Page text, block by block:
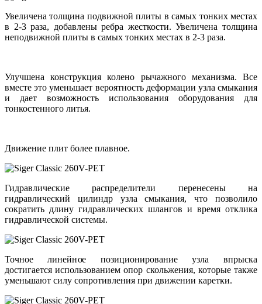
Увеличена толщина подвижной плиты в самых тонких местах
в 2-3 раза, добавлены ребра жесткости. Увеличена толщина
неподвижной плиты в самых тонких местах в 2-3 раза.
Улучшена конструкция колено рычажного механизма. Все
вместе это уменьшает вероятность деформации узла смыкания
и дает возможность использования оборудования для
тонкостенного литья.
Движение плит более плавное.
Гидравлические распределители перенесены на
гидравлический цилиндр узла смыкания, что позволило
сократить длину гидравлических шлангов и время отклика
гидравлической системы.
Точное линейное позиционирование узла впрыска
достигается использованием опор скольжения, которые также
уменьшают силу сопротивления при движении каретки.